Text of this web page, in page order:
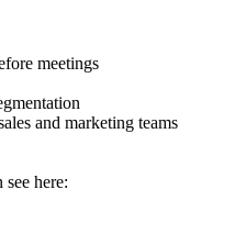
meetings
and marketing teams
here: